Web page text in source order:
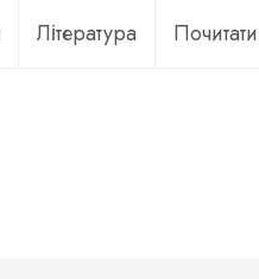
Література Почитати